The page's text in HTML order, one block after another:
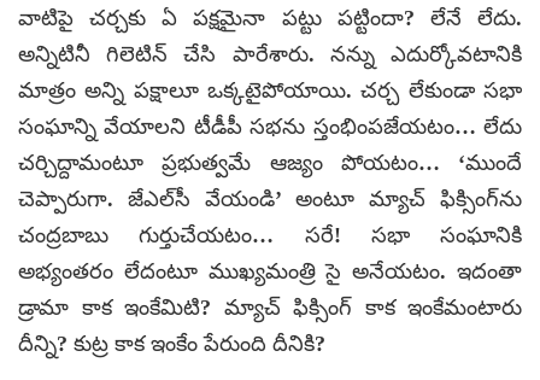
వాటిపై చర్చకు ఏ పక్షమైనా పట్టు పట్టిందా? లేనే లేదు.
అన్నిటినీ గిలెటిన్ చేసి పారేశారు. నన్ను ఎదుర్కోవటానికి
మాత్రం అన్ని పక్షాలూ ఒక్కటైపోయాయి. చర్చ లేకుండా సభా
సంఘాన్ని వేయాలని టీడీపీ సభను స్తంభింపజేయటం… లేదు
చర్చిద్దామంటూ ప్రభుత్వమే ఆజ్యం పోయటం… ‘ముందే
చెప్పారుగా. జేఎల్‌సీ వేయండి’ అంటూ మ్యాచ్ ఫిక్సింగ్‌ను
చంద్రబాబు గుర్తుచేయటం… సరే! సభా సంఘానికి
అభ్యంతరం లేదంటూ ముఖ్యమంత్రి సై అనేయటం. ఇదంతా
డ్రామా కాక ఇంకేమిటి? మ్యాచ్ ఫిక్సింగ్ కాక ఇంకేమంటారు
దీన్ని? కుట్ర కాక ఇంకేం పేరుంది దీనికి?